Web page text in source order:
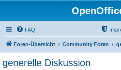
FAQ
Foren-Übersicht Community Foren
generelle Diskussion